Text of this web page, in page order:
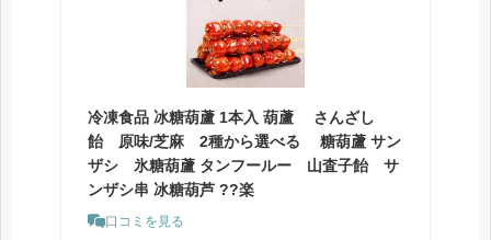
冷凍食品 冰糖葫蘆 1本入 葫蘆 さんざし
飴 原味/芝麻 2種から選べる 糖葫蘆 サン
ザシ 氷糖葫蘆 タンフールー 山査子飴 サ
ンザシ串 冰糖葫芦 ??楽
口コミを見る